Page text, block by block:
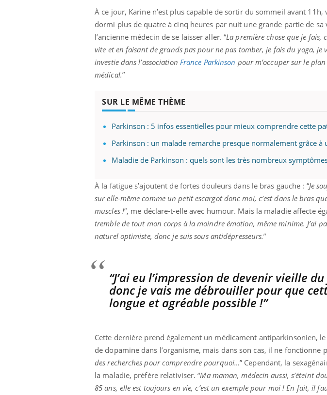
À ce jour, Karine n’est plus capable de sortir du sommeil avant
dormi plus de quatre à cinq heures par nuit une grande partie de
l’ancienne médecin de se laisser aller. “La première chose que je fais,
vite et en faisant de grands pas pour ne pas tomber, je fais du yoga, je
investie dans l’association France Parkinson pour m’occuper sur le
médical.”
SUR LE MÊME THÈME
Parkinson : 5 infos essentielles pour mieux comprendre cette
Parkinson : un malade remarche presque normalement grâce à
Maladie de Parkinson : quels sont les très nombreux
À la fatigue s’ajoutent de fortes douleurs dans le bras gauche : “Je
sur elle-même comme un petit escargot donc moi, c’est dans le bras
muscles !”, me déclare-t-elle avec humour. Mais la maladie affecte
tremble de tout mon corps à la moindre émotion, même minime. J’ai
naturel optimiste, donc je suis sous antidépresseurs.”
“J’ai eu l’impression de devenir vieille
donc je vais me débrouiller pour que
longue et agréable possible !”
Cette dernière prend également un médicament antiparkinsonien,
de dopamine dans l’organisme, mais dans son cas, il ne fonctionne
des recherches pour comprendre pourquoi…” Cependant, la
la maladie, préfère relativiser. “Ma maman, médecin aussi, s’éteint
85 ans, elle est toujours en vie, c’est un exemple pour moi ! En fait, il